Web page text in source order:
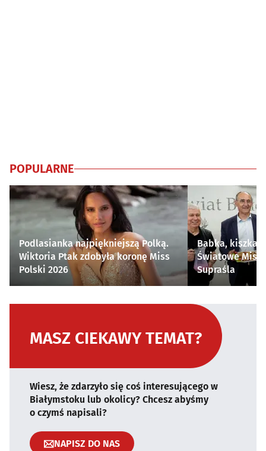
POPULARNE
Podlasianka najpiękniejszą Polką.
Wiktoria Ptak zdobyła koronę Miss
Polski 2026
Babka, kiszka i
Światowe
Supraśla
MASZ CIEKAWY TEMAT?
Wiesz, że zdarzyło się coś interesującego w
Białymstoku lub okolicy? Chcesz abyśmy
o czymś napisali?
NAPISZ DO NAS